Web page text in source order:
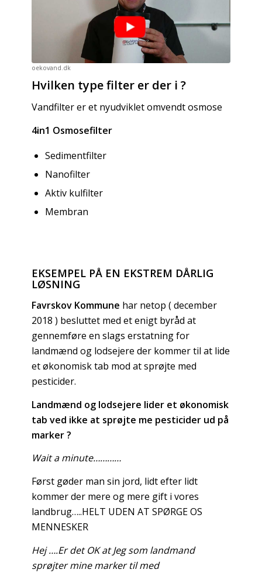
oekovand.dk
Hvilken type filter er der i ?
Vandfilter er et nyudviklet omvendt osmose
4in1 Osmosefilter
Sedimentfilter
Nanofilter
Aktiv kulfilter
Membran
EKSEMPEL PÅ EN EKSTREM DÅRLIG
LØSNING
Favrskov Kommune har netop ( december
2018 ) besluttet med et enigt byråd at
gennemføre en slags erstatning for
landmænd og lodsejere der kommer til at lide
et økonomisk tab mod at sprøjte med
pesticider.
Landmænd og lodsejere lider et økonomisk
tab ved ikke at sprøjte me pesticider ud på
marker ?
Wait a minute…………
Først gøder man sin jord, lidt efter lidt
kommer der mere og mere gift i vores
landbrug…..HELT UDEN AT SPØRGE OS
MENNESKER
Hej ….Er det OK at Jeg som landmand
sprøjter mine marker til med